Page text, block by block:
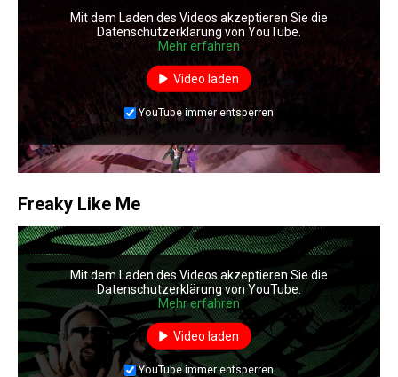
Mit dem Laden des Videos akzeptieren Sie die
Datenschutzerklärung von YouTube.
Mehr erfahren
Video laden
YouTube immer entsperren
Freaky Like Me
Mit dem Laden des Videos akzeptieren Sie die
Datenschutzerklärung von YouTube.
Mehr erfahren
Video laden
YouTube immer entsperren